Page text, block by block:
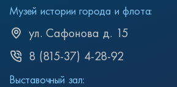
Музей истории города и флота:
ул. Сафонова д. 15
8 (815-37) 4-28-92
Выставочный зал: